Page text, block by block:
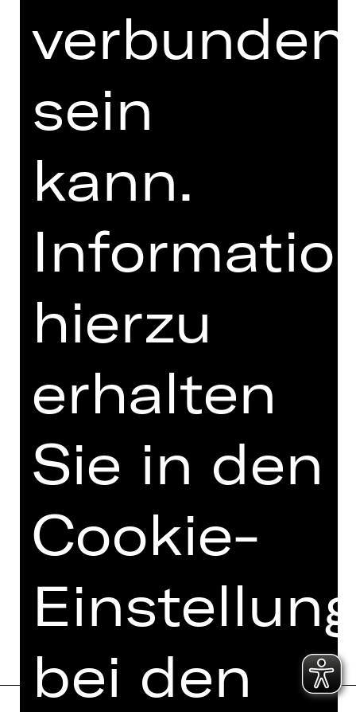
PRESSESTIMMEN
MEHR DAZU IM DIGITALEN
PROGRAMMHEFT
MIT FREUNDLICHER
verbunden
sein
kann.
hierzu
erhalten
Sie in den
Cookie-
bei den